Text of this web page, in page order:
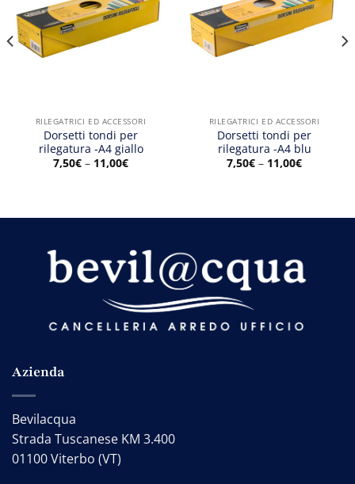
RILEGATRICI ED ACCESSORI
Dorsetti tondi per
rilegatura -A4 giallo
7,50€ – 11,00€
RILEGATRICI ED ACCESSORI
Dorsetti tondi per
rilegatura -A4 blu
7,50€ – 11,00€
Azienda
Bevilacqua
Strada Tuscanese KM 3.400
01100 Viterbo (VT)